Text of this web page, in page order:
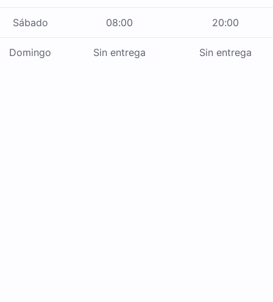
Sábado 08:00 20:00
Domingo Sin entrega Sin entrega